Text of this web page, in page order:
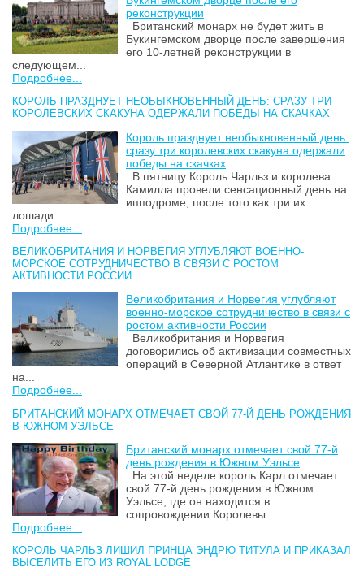
реконструкции
Британский монарх не будет жить в
Букингемском дворце после завершения
его 10-летней реконструкции в
следующем...
Подробнее...
КОРОЛЬ ПРАЗДНУЕТ НЕОБЫКНОВЕННЫЙ ДЕНЬ: СРАЗУ ТРИ
КОРОЛЕВСКИХ СКАКУНА ОДЕРЖАЛИ ПОБЕДЫ НА СКАЧКАХ
Король празднует необыкновенный день:
сразу три королевских скакуна одержали
победы на скачках
В пятницу Король Чарльз и королева
Камилла провели сенсационный день на
ипподроме, после того как три их
лошади...
Подробнее...
ВЕЛИКОБРИТАНИЯ И НОРВЕГИЯ УГЛУБЛЯЮТ ВОЕННО-
МОРСКОЕ СОТРУДНИЧЕСТВО В СВЯЗИ С РОСТОМ
АКТИВНОСТИ РОССИИ
Великобритания и Норвегия углубляют
военно-морское сотрудничество в связи с
ростом активности России
Великобритания и Норвегия
договорились об активизации совместных
операций в Северной Атлантике в ответ
на...
Подробнее...
БРИТАНСКИЙ МОНАРХ ОТМЕЧАЕТ СВОЙ 77-Й ДЕНЬ РОЖДЕНИЯ
В ЮЖНОМ УЭЛЬСЕ
Британский монарх отмечает свой 77-й
день рождения в Южном Уэльсе
На этой неделе король Карл отмечает
свой 77-й день рождения в Южном
Уэльсе, где он находится в
сопровождении Королевы...
Подробнее...
КОРОЛЬ ЧАРЛЬЗ ЛИШИЛ ПРИНЦА ЭНДРЮ ТИТУЛА И ПРИКАЗАЛ
ВЫСЕЛИТЬ ЕГО ИЗ ROYAL LODGE